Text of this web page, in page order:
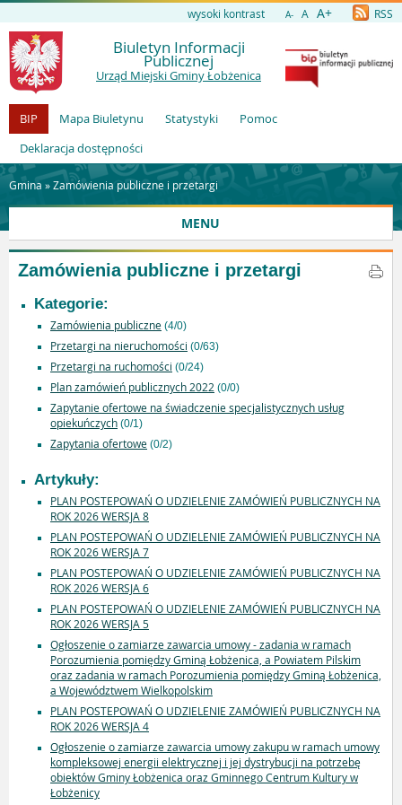
wysoki kontrast A- A A+ RSS
Biuletyn Informacji
Publicznej
Urząd Miejski Gminy Łobżenica
BIP Mapa Biuletynu Statystyki
Pomoc
Deklaracja dostępności
Gmina »Zamówienia publiczne i przetargi
MENU
Zamówienia publiczne i przetargi
Kategorie:
Zamówienia publiczne (4/0)
Przetargi na nieruchomości (0/63)
Przetargi na ruchomości (0/24)
Plan zamówień publicznych 2022 (0/0)
Zapytanie ofertowe na świadczenie specjalistycznych usług
opiekuńczych (0/1)
Zapytania ofertowe (0/2)
Artykuły:
PLAN POSTEPOWAŃ O UDZIELENIE ZAMÓWIEŃ PUBLICZNYCH NA
ROK 2026 WERSJA 8
PLAN POSTEPOWAŃ O UDZIELENIE ZAMÓWIEŃ PUBLICZNYCH NA
ROK 2026 WERSJA 7
PLAN POSTEPOWAŃ O UDZIELENIE ZAMÓWIEŃ PUBLICZNYCH NA
ROK 2026 WERSJA 6
PLAN POSTEPOWAŃ O UDZIELENIE ZAMÓWIEŃ PUBLICZNYCH NA
ROK 2026 WERSJA 5
Ogłoszenie o zamiarze zawarcia umowy - zadania w ramach
Porozumienia pomiędzy Gminą Łobżenica, a Powiatem Pilskim
oraz zadania w ramach Porozumienia pomiędzy Gminą Łobżenica,
a Województwem Wielkopolskim
PLAN POSTEPOWAŃ O UDZIELENIE ZAMÓWIEŃ PUBLICZNYCH NA
ROK 2026 WERSJA 4
Ogłoszenie o zamiarze zawarcia umowy zakupu w ramach umowy
kompleksowej energii elektrycznej i jej dystrybucji na potrzebę
obiektów Gminy Łobżenica oraz Gminnego Centrum Kultury w
Łobżenicy